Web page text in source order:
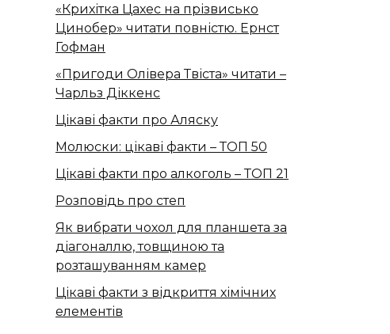
«Крихітка Цахес на прізвисько
Цинобер» читати повністю. Ернст
Гофман
«Пригоди Олівера Твіста» читати –
Чарльз Діккенс
Цікаві факти про Аляску
Молюски: цікаві факти – ТОП 50
Цікаві факти про алкоголь – ТОП 21
Розповідь про степ
Як вибрати чохол для планшета за
діагоналлю, товщиною та
розташуванням камер
Цікаві факти з відкриття хімічних
елементів